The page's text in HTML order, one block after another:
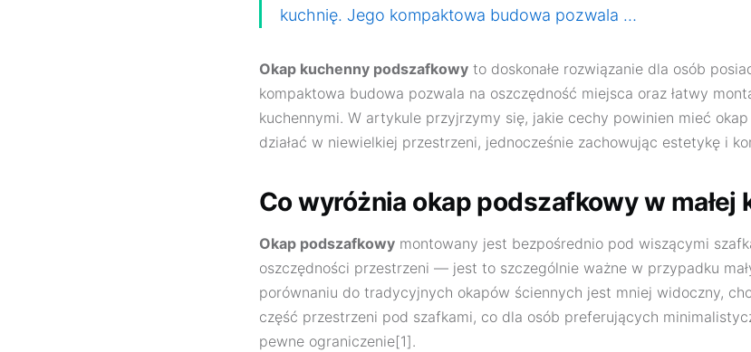
kuchnię. Jego kompaktowa budowa pozwala …
Okap kuchenny podszafkowy to doskonałe rozwiązanie dla osób
kompaktowa budowa pozwala na oszczędność miejsca oraz łatwy
kuchennymi. W artykule przyjrzymy się, jakie cechy powinien mieć
działać w niewielkiej przestrzeni, jednocześnie zachowując estetykę i
Co wyróżnia okap podszafkowy w małej
Okap podszafkowy montowany jest bezpośrednio pod wiszącymi
oszczędności przestrzeni — jest to szczególnie ważne w przypadku
porównaniu do tradycyjnych okapów ściennych jest mniej widoczny,
część przestrzeni pod szafkami, co dla osób preferujących
pewne ograniczenie[1].